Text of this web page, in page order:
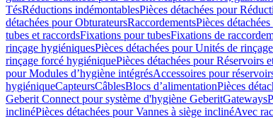
TésRéductions indémontablesPièces détachées pour
détachées pour ObturateursRaccordementsPièces
tubes et raccordsFixations pour tubesFixations de
rinçage hygiéniquesPièces détachées pour Unités de
rinçage forcé hygiéniquePièces détachées pour Réservoirs
pour Modules d’hygiène intégrésAccessoires pour
hygiéniqueCapteursCâblesBlocs d’alimentationPièces
Geberit Connect pour système d'hygiène GeberitGateways
inclinéPièces détachées pour Vannes à siège inclinéAvec